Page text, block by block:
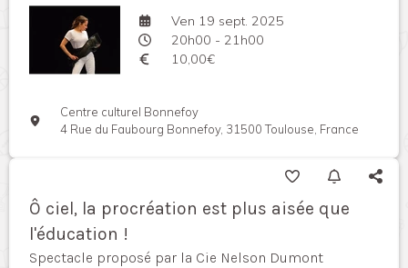
Ven 19 sept. 2025
20h00 - 21h00
10,00€
Centre culturel Bonnefoy
4 Rue du Faubourg Bonnefoy, 31500 Toulouse, France
Ô ciel, la procréation est plus aisée que
l'éducation !
Spectacle proposé par la Cie Nelson Dumont